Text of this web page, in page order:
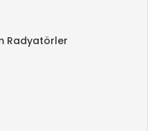
Radyatörler